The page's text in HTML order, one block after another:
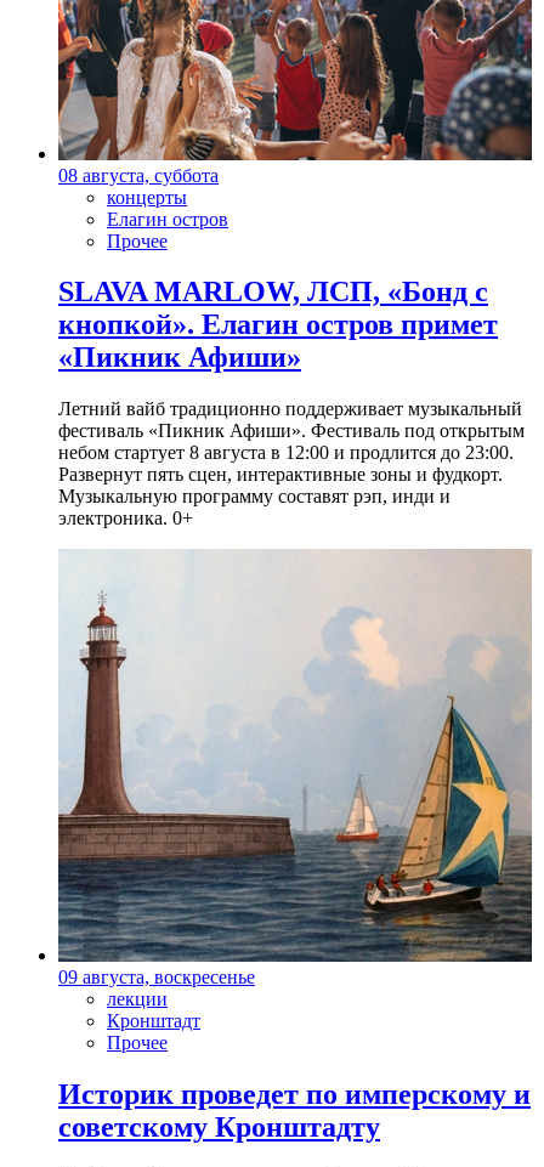
08 августа, суббота
концерты
Елагин остров
Прочее
SLAVA MARLOW, ЛСП, «Бонд с
кнопкой». Елагин остров примет
«Пикник Афиши»
Летний вайб традиционно поддерживает музыкальный
фестиваль «Пикник Афиши». Фестиваль под открытым
небом стартует 8 августа в 12:00 и продлится до 23:00.
Развернут пять сцен, интерактивные зоны и фудкорт.
Музыкальную программу составят рэп, инди и
электроника. 0+
09 августа, воскресенье
лекции
Кронштадт
Прочее
Историк проведет по имперскому и
советскому Кронштадту